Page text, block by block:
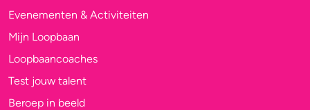
Evenementen & Activiteiten
Mijn Loopbaan
Loopbaancoaches
Test jouw talent
Beroep in beeld